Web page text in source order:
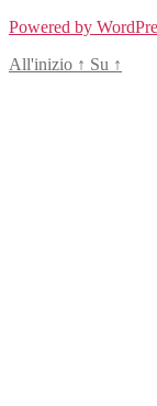
Powered by
All'inizio ↑ Su ↑